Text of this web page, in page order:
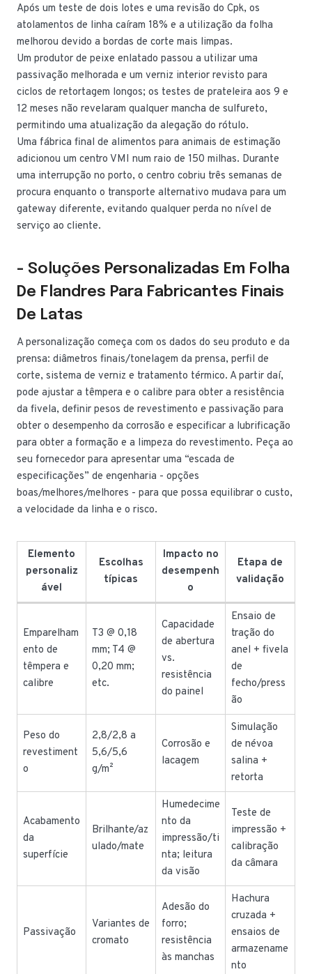
Após um teste de dois lotes e uma revisão do Cpk, os
atolamentos de linha caíram 18% e a utilização da folha
melhorou devido a bordas de corte mais limpas.
Um produtor de peixe enlatado passou a utilizar uma
passivação melhorada e um verniz interior revisto para
ciclos de retortagem longos; os testes de prateleira aos 9 e
12 meses não revelaram qualquer mancha de sulfureto,
permitindo uma atualização da alegação do rótulo.
Uma fábrica final de alimentos para animais de estimação
adicionou um centro VMI num raio de 150 milhas. Durante
uma interrupção no porto, o centro cobriu três semanas de
procura enquanto o transporte alternativo mudava para um
gateway diferente, evitando qualquer perda no nível de
serviço ao cliente.
- Soluções Personalizadas Em Folha
De Flandres Para Fabricantes Finais
De Latas
A personalização começa com os dados do seu produto e da
prensa: diâmetros finais/tonelagem da prensa, perfil de
corte, sistema de verniz e tratamento térmico. A partir daí,
pode ajustar a têmpera e o calibre para obter a resistência
da fivela, definir pesos de revestimento e passivação para
obter o desempenho da corrosão e especificar a lubrificação
para obter a formação e a limpeza do revestimento. Peça ao
seu fornecedor para apresentar uma “escada de
especificações” de engenharia - opções
boas/melhores/melhores - para que possa equilibrar o custo,
a velocidade da linha e o risco.
Elemento
personaliz
ável
Escolhas
típicas
Impacto no
desempenh
o
Etapa de
validação
Emparelham
ento de
têmpera e
calibre
T3 @ 0,18
mm; T4 @
0,20 mm;
etc.
Capacidade
de abertura
vs.
resistência
do painel
Ensaio de
tração do
anel + fivela
de
fecho/press
ão
Peso do
revestiment
o
2,8/2,8 a
5,6/5,6
g/m²
Corrosão e
lacagem
Simulação
de névoa
salina +
retorta
Acabamento
da
superfície
Brilhante/az
ulado/mate
Humedecime
nto da
impressão/ti
nta; leitura
da visão
Teste de
impressão +
calibração
da câmara
Passivação
Variantes de
cromato
Adesão do
forro;
resistência
às manchas
Hachura
cruzada +
ensaios de
armazename
nto